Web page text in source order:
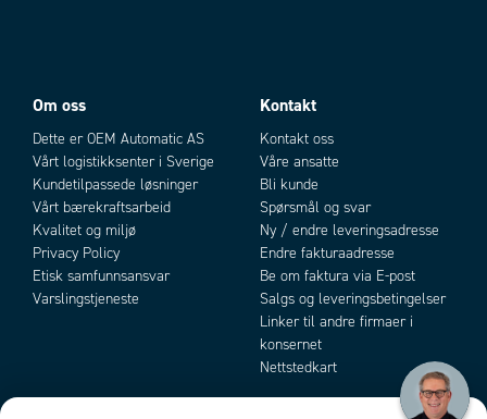
Om oss
Dette er OEM Automatic AS
Vårt logistikksenter i Sverige
Kundetilpassede løsninger
Vårt bærekraftsarbeid
Kvalitet og miljø
Privacy Policy
Etisk samfunnsansvar
Varslingstjeneste
Kontakt
Kontakt oss
Våre ansatte
Bli kunde
Spørsmål og svar
Ny / endre leveringsadresse
Endre fakturaadresse
Be om faktura via E-post
Salgs og leveringsbetingelser
Linker til andre firmaer i
konsernet
Nettstedkart